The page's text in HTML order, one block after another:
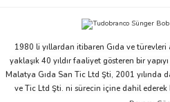
1980 li yıllardan itibaren Gıda ve türevleri
yaklaşık 40 yıldır faaliyet gösteren bir
Malatya Gıda San Tic Ltd Şti, 2001 yılında
ve Tic Ltd Şti. ni sürecin içine dahil